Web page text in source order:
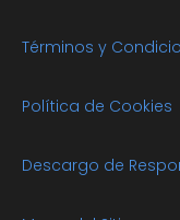
Términos y
Política de Cookies
Descargo de